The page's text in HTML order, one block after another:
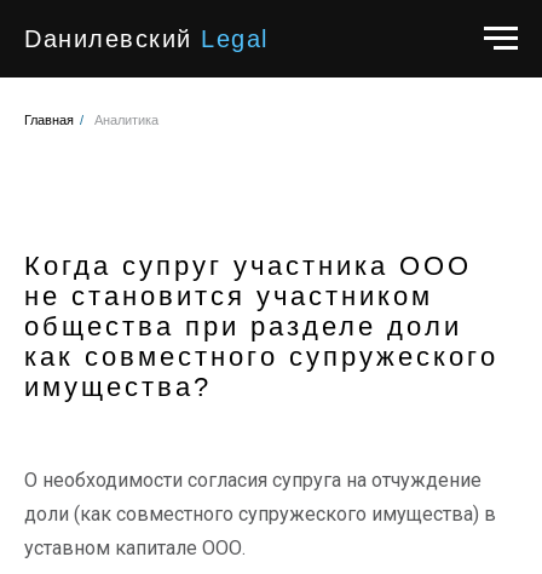
Dанилевский Legal
Главная / Аналитика
Когда супруг участника ООО
не становится участником
общества при разделе доли
как совместного супружеского
имущества?
О необходимости согласия супруга на отчуждение
доли (как совместного супружеского имущества) в
уставном капитале ООО.